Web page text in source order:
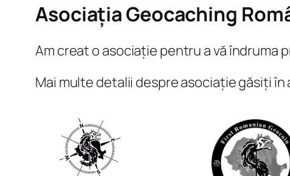
Asociația Geocaching
Am creat o asociație pentru a vă îndruma
Mai multe detalii despre asociație găsiți în